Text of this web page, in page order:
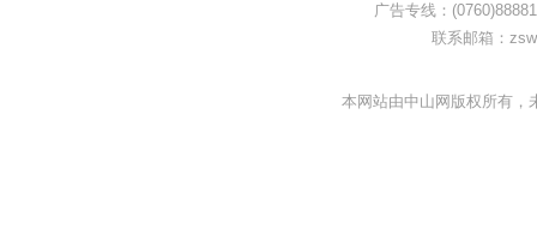
广告专线：
联系邮箱：
本网站由中山网版权所有